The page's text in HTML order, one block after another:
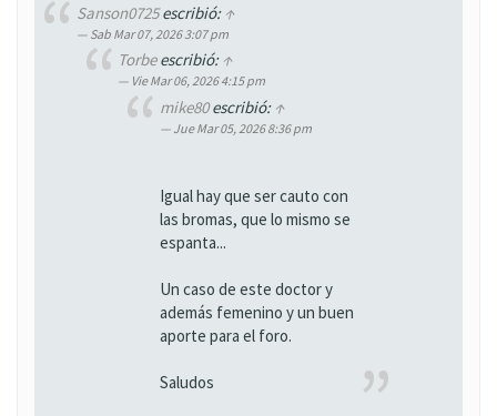
Sanson0725escribió: ↑
Sab Mar 07, 2026 3:07 pm
Torbeescribió: ↑
Vie Mar 06, 2026 4:15 pm
mike80escribió: ↑
Jue Mar 05, 2026 8:36 pm
Igual hay que ser cauto con
las bromas, que lo mismo se
espanta...
Un caso de este doctor y
además femenino y un buen
aporte para el foro.
Saludos